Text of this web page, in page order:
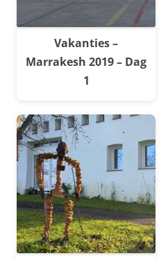
Vakanties –
Marrakesh 2019 – Dag
1